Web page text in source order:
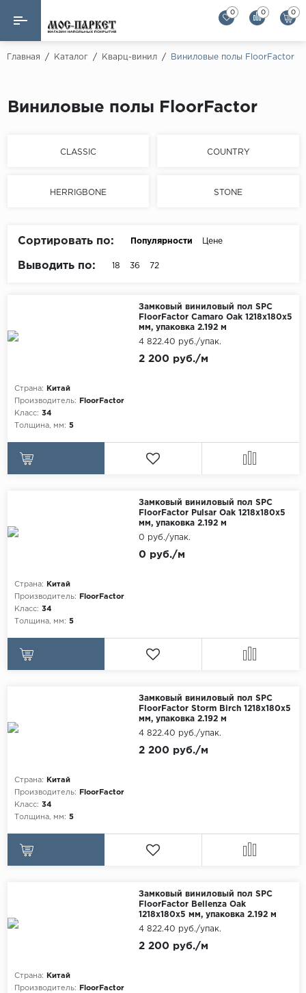
Назад Назад
AGT Flooring
Alpine Floor
Alsapan
Egger
Eurowood
Kronopol
Kronotex
Pergo
Tarkett
WoodStyle
Массивная доска
Модульный паркет
Аксессуары
0 0 0
Главная / Каталог / Кварц-винил / Виниловые полы FloorFactor
Виниловые полы FloorFactor
CLASSIC COUNTRY
HERRIGBONE STONE
Сортировать по: Популярности Цене
Выводить по: 18 36 72
Замковый виниловый пол SPC
FloorFactor Camaro Oak 1218х180х5
мм, упаковка 2.192 м
Страна:
Китай
Производитель:
FloorFactor
Класс: 34
Толщина, мм: 5
2 200 руб./м
4 822.40 руб./упак.
Замковый виниловый пол SPC
FloorFactor Pulsar Oak 1218х180х5
мм, упаковка 2.192 м
Страна:
Китай
Производитель:
FloorFactor
Класс: 34
Толщина, мм: 5
0 руб./м
0 руб./упак.
Замковый виниловый пол SPC
FloorFactor Storm Birch 1218х180х5
мм, упаковка 2.192 м
Страна:
Китай
Производитель:
FloorFactor
Класс: 34
Толщина, мм: 5
2 200 руб./м
4 822.40 руб./упак.
Замковый виниловый пол SPC
FloorFactor Bellenza Oak
1218х180х5 мм, упаковка 2.192 м
Страна:
Китай
Производитель:
FloorFactor
2 200 руб./м
4 822.40 руб./упак.